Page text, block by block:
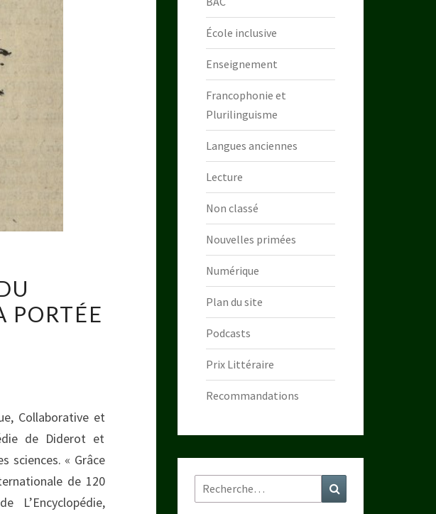
PORTÉE
Collaborative et
de Diderot et
sciences. « Grâce
de 120
L’Encyclopédie,
École inclusive
Enseignement
Francophonie et
Plurilinguisme
Langues anciennes
Lecture
Non classé
Nouvelles primées
Numérique
Plan du site
Podcasts
Prix Littéraire
Recommandations
Rechercher :